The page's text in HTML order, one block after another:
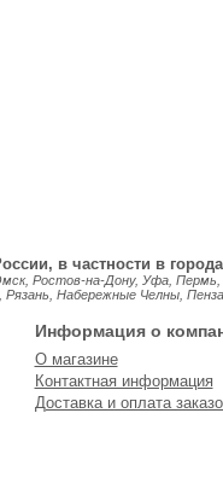
в частности в
Ростов-на-Дону, Уфа,
Набережные Челны,
Информация о
О магазине
Контактная информация
Доставка и оплата